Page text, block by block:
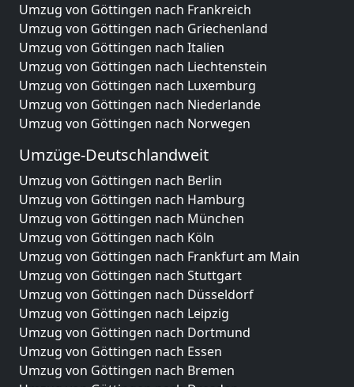
Umzug von Göttingen nach Frankreich
Umzug von Göttingen nach Griechenland
Umzug von Göttingen nach Italien
Umzug von Göttingen nach Liechtenstein
Umzug von Göttingen nach Luxemburg
Umzug von Göttingen nach Niederlande
Umzug von Göttingen nach Norwegen
Umzüge-Deutschlandweit
Umzug von Göttingen nach Berlin
Umzug von Göttingen nach Hamburg
Umzug von Göttingen nach München
Umzug von Göttingen nach Köln
Umzug von Göttingen nach Frankfurt am Main
Umzug von Göttingen nach Stuttgart
Umzug von Göttingen nach Düsseldorf
Umzug von Göttingen nach Leipzig
Umzug von Göttingen nach Dortmund
Umzug von Göttingen nach Essen
Umzug von Göttingen nach Bremen